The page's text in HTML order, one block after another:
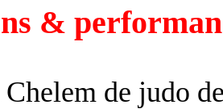
&
de judo